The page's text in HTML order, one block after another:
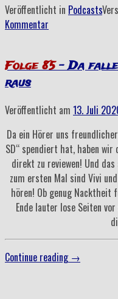
Veröffentlicht in Podcasts
Kommentar
Folge 85– Da
raus
Veröffentlicht am 13. Juli
Da ein Hörer uns
SD“ spendiert hat, haben wir
direkt zu reviewen! Und
zum ersten Mal sind Vivi
hören! Ob genug Nacktheit
Ende lauter lose Seiten
Continue reading „Folge
→